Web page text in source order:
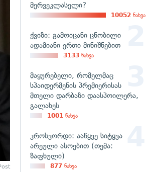
მერვეკლასელი?
10052 ნახვა
ქვიზი: გამოიცანი ცნობილი
ადამიანი ერთი მინიშნებით
3133 ნახვა
მაყურებელი, რომელმაც
სპაიდერმენის პრემიერისას
მთელი დარბაზი დაასპოილერა,
გალახეს
1001 ნახვა
კროსვორდი: ააწყვე სიტყვა
არეული ასოებით (თემა:
ზაფხული)
877 ნახვა